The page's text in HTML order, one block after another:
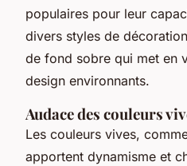
populaires pour leur
divers styles de
de fond sobre qui met en
design environnants.
Audace des couleurs
Les couleurs vives,
apportent dynamisme et